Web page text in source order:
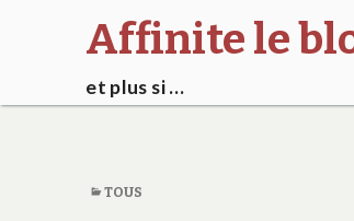
Affinite le
et plus si …
TOUS